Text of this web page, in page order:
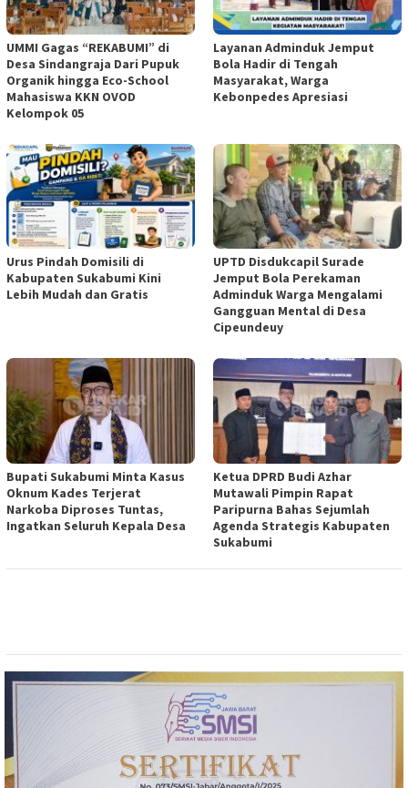
UMMI Gagas “REKABUMI” di
Desa Sindangraja Dari Pupuk
Organik hingga Eco-School
Mahasiswa KKN OVOD
Kelompok 05
Layanan Adminduk Jemput
Bola Hadir di Tengah
Masyarakat, Warga
Kebonpedes Apresiasi
Urus Pindah Domisili di
Kabupaten Sukabumi Kini
Lebih Mudah dan Gratis
UPTD Disdukcapil Surade
Jemput Bola Perekaman
Adminduk Warga Mengalami
Gangguan Mental di Desa
Cipeundeuy
Bupati Sukabumi Minta Kasus
Oknum Kades Terjerat
Narkoba Diproses Tuntas,
Ingatkan Seluruh Kepala Desa
Ketua DPRD Budi Azhar
Mutawali Pimpin Rapat
Paripurna Bahas Sejumlah
Agenda Strategis Kabupaten
Sukabumi